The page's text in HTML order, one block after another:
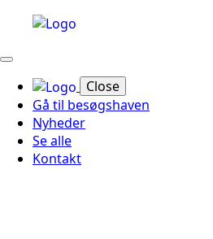
Close
Gå til besøgshaven
Nyheder
Se alle
Kontakt